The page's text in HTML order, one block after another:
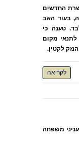
החדשים
בעוד האב
טענה כי
לתנאי מקום
לקטין.
לקריאה
לעניני משפחה